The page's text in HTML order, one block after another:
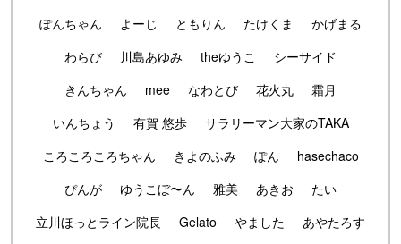
ぽんちゃん
よーじ ともりん たけくま
かげまる
わらび
川島あゆみ theゆうこ
シーサイド
きんちゃん
mee なわとび 花火丸
霜月
いんちょう
有賀 悠歩
サラリーマン大家のTAKA
ころころころちゃん
きよのふみ ぽん
hasechaco
ぴんが
ゆうこぼ〜ん 雅美 あきお
たい
立川ほっとライン院長
Gelato やました
あやたろす